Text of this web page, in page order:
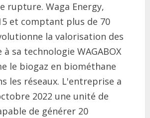
rupture. Waga Energy,
et comptant plus de 70
la valorisation des
sa technologie WAGABOX
le biogaz en biométhane
les réseaux. L'entreprise a
2022 une unité de
de générer 20